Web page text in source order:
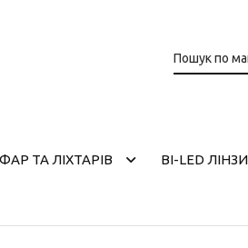
ТА ЛІХТАРІВ BI-LED